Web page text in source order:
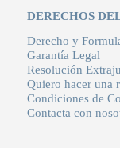
DERECHOS
Derecho y
Garantía Legal
Resolución
Quiero hacer una
Condiciones de
Contacta con